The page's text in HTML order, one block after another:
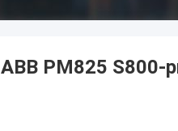
ABB PM825 S800-